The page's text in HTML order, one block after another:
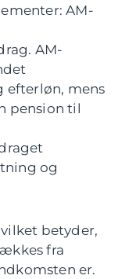
AM-
AM-
efterløn, mens
pension til
og
betyder,
fra
er.